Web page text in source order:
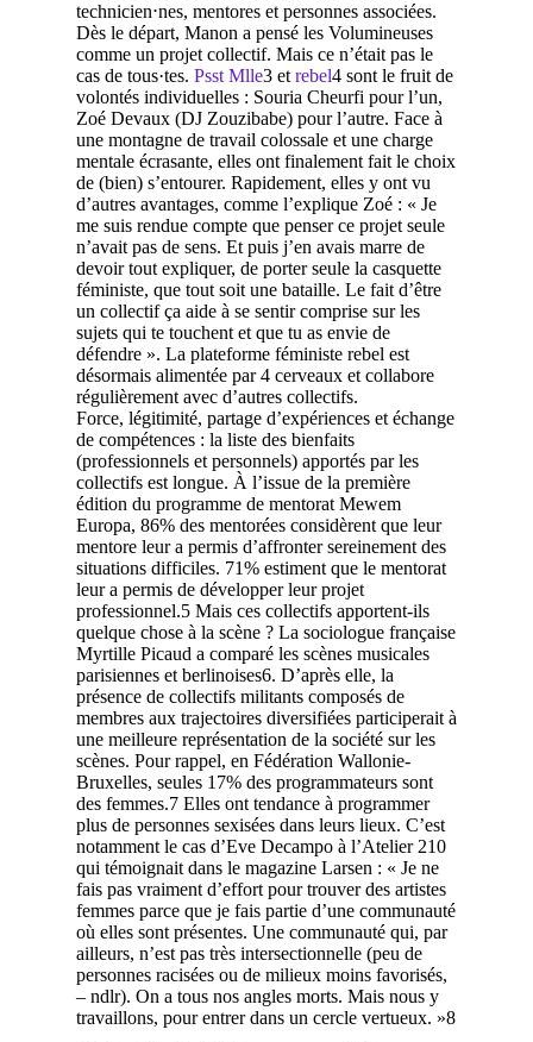
technicien⋅nes, mentores et personnes associées.
Dès le départ, Manon a pensé les Volumineuses
comme un projet collectif. Mais ce n’était pas le
cas de tous·tes. Psst Mlle3 et rebel4 sont le fruit de
volontés individuelles : Souria Cheurfi pour l’un,
Zoé Devaux (DJ Zouzibabe) pour l’autre. Face à
une montagne de travail colossale et une charge
mentale écrasante, elles ont finalement fait le choix
de (bien) s’entourer. Rapidement, elles y ont vu
d’autres avantages, comme l’explique Zoé : « Je
me suis rendue compte que penser ce projet seule
n’avait pas de sens. Et puis j’en avais marre de
devoir tout expliquer, de porter seule la casquette
féministe, que tout soit une bataille. Le fait d’être
un collectif ça aide à se sentir comprise sur les
sujets qui te touchent et que tu as envie de
défendre ». La plateforme féministe rebel est
désormais alimentée par 4 cerveaux et collabore
régulièrement avec d’autres collectifs.
Force, légitimité, partage d’expériences et échange
de compétences : la liste des bienfaits
(professionnels et personnels) apportés par les
collectifs est longue. À l’issue de la première
édition du programme de mentorat Mewem
Europa, 86% des mentorées considèrent que leur
mentore leur a permis d’affronter sereinement des
situations difficiles. 71% estiment que le mentorat
leur a permis de développer leur projet
professionnel.5 Mais ces collectifs apportent-ils
quelque chose à la scène ? La sociologue française
Myrtille Picaud a comparé les scènes musicales
parisiennes et berlinoises6. D’après elle, la
présence de collectifs militants composés de
membres aux trajectoires diversifiées participerait à
une meilleure représentation de la société sur les
scènes. Pour rappel, en Fédération Wallonie-
Bruxelles, seules 17% des programmateurs sont
des femmes.7 Elles ont tendance à programmer
plus de personnes sexisées dans leurs lieux. C’est
notamment le cas d’Eve Decampo à l’Atelier 210
qui témoignait dans le magazine Larsen : « Je ne
fais pas vraiment d’effort pour trouver des artistes
femmes parce que je fais partie d’une communauté
où elles sont présentes. Une communauté qui, par
ailleurs, n’est pas très intersectionnelle (peu de
personnes racisées ou de milieux moins favorisés,
– ndlr). On a tous nos angles morts. Mais nous y
travaillons, pour entrer dans un cercle vertueux. »8